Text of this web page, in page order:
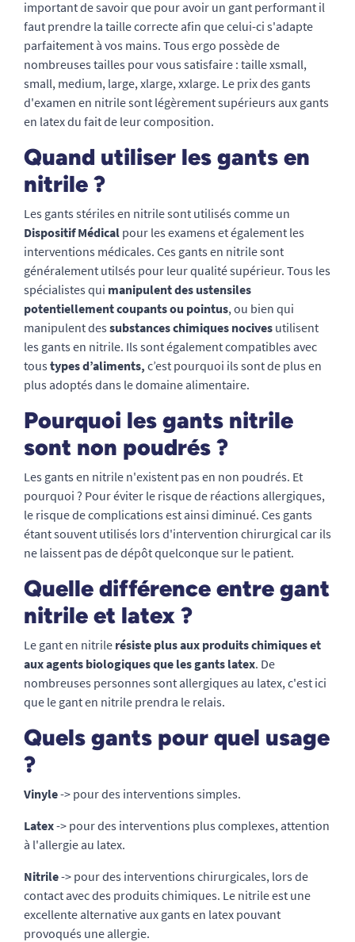
important de savoir que pour avoir un gant performant il
faut prendre la taille correcte afin que celui-ci s'adapte
parfaitement à vos mains. Tous ergo possède de
nombreuses tailles pour vous satisfaire : taille xsmall,
small, medium, large, xlarge, xxlarge. Le prix des gants
d'examen en nitrile sont légèrement supérieurs aux gants
en latex du fait de leur composition.
Quand utiliser les gants en
nitrile ?
Les gants stériles en nitrile sont utilisés comme un
Dispositif Médical pour les examens et également les
interventions médicales. Ces gants en nitrile sont
généralement utilsés pour leur qualité supérieur. Tous les
spécialistes qui manipulent des ustensiles
potentiellement coupants ou pointus, ou bien qui
manipulent des substances chimiques nocives utilisent
les gants en nitrile. Ils sont également compatibles avec
tous types d’aliments, c’est pourquoi ils sont de plus en
plus adoptés dans le domaine alimentaire.
Pourquoi les gants nitrile
sont non poudrés ?
Les gants en nitrile n'existent pas en non poudrés. Et
pourquoi ? Pour éviter le risque de réactions allergiques,
le risque de complications est ainsi diminué. Ces gants
étant souvent utilisés lors d'intervention chirurgical car ils
ne laissent pas de dépôt quelconque sur le patient.
Quelle différence entre gant
nitrile et latex ?
Le gant en nitrile résiste plus aux produits chimiques et
aux agents biologiques que les gants latex. De
nombreuses personnes sont allergiques au latex, c'est ici
que le gant en nitrile prendra le relais.
Quels gants pour quel usage
?
Vinyle-> pour des interventions simples.
Latex-> pour des interventions plus complexes, attention
à l'allergie au latex.
Nitrile-> pour des interventions chirurgicales, lors de
contact avec des produits chimiques. Le nitrile est une
excellente alternative aux gants en latex pouvant
provoqués une allergie.